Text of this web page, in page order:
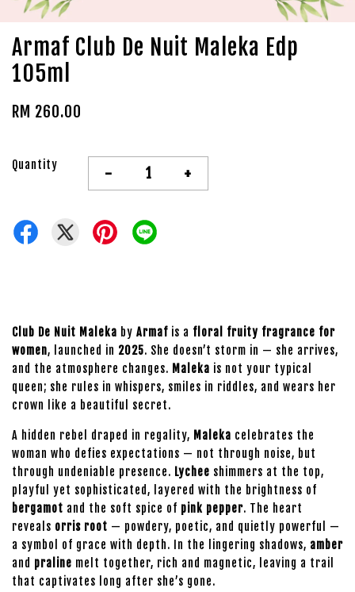
Armaf Club De Nuit Maleka Edp
105ml
RM 260.00
Quantity - +
Club De Nuit Maleka by Armaf is a floral fruity fragrance for
women, launched in 2025. She doesn’t storm in — she arrives,
and the atmosphere changes. Maleka is not your typical
queen; she rules in whispers, smiles in riddles, and wears her
crown like a beautiful secret.
A hidden rebel draped in regality, Maleka celebrates the
woman who defies expectations — not through noise, but
through undeniable presence. Lychee shimmers at the top,
playful yet sophisticated, layered with the brightness of
bergamot and the soft spice of pink pepper. The heart
reveals orris root — powdery, poetic, and quietly powerful —
a symbol of grace with depth. In the lingering shadows, amber
and praline melt together, rich and magnetic, leaving a trail
that captivates long after she’s gone.